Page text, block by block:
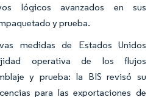
lógicos avanzados en sus
y prueba.
medidas de Estados Unidos
operativa de los flujos
y prueba: la BIS revisó su
para las exportaciones de